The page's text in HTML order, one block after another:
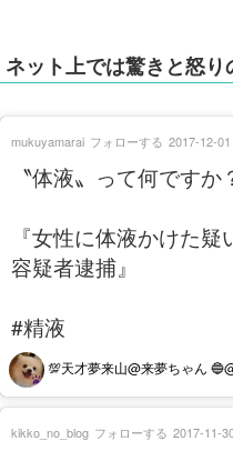
ネット上では驚きと怒り
〝体液〟って何です
『女性に体液かけた
容疑者逮捕』
#精液
💯天才夢来山@来夢ちゃん
mukuyamarai フォローする 2017-12-
kikko_no_blog フォローする 2017-11-